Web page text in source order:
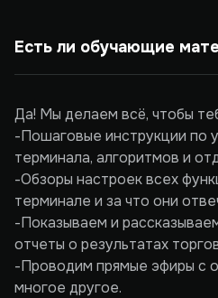
Есть ли обучающие
Да! Мы делаем всё, чтобы
-Пошаговые инструкции по
терминала, алгоритмов и
-Обзоры настроек всех
терминале и за что они
-Показываем и
отчеты о результатах
-Проводим прямые эфиры с
многое другое.